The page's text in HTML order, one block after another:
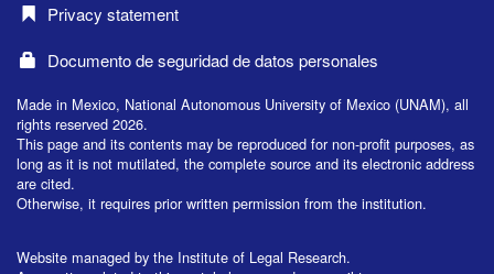
Privacy statement
Documento de seguridad de datos personales
Made in Mexico, National Autonomous University of Mexico (UNAM), all
rights reserved 2026.
This page and its contents may be reproduced for non-profit purposes, as
long as it is not mutilated, the complete source and its electronic address
are cited.
Otherwise, it requires prior written permission from the institution.
Website managed by the Institute of Legal Research.